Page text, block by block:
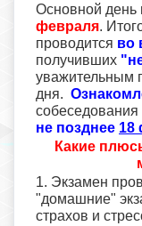
Основной день
февраля.
проводится во
получивших
уважительным
дня.
собеседования
не позднее 18
Какие
1. Экзамен
"домашние"
страхов и